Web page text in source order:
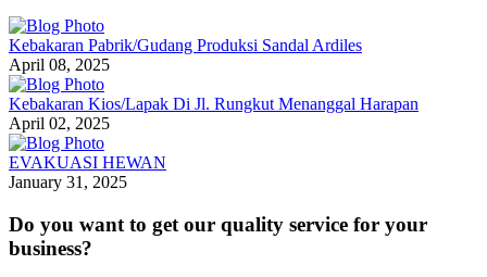
Kebakaran Pabrik/Gudang Produksi Sandal Ardiles
April 08, 2025
Kebakaran Kios/Lapak Di Jl. Rungkut Menanggal Harapan
April 02, 2025
EVAKUASI HEWAN
January 31, 2025
Do you want to get our quality service for your
business?